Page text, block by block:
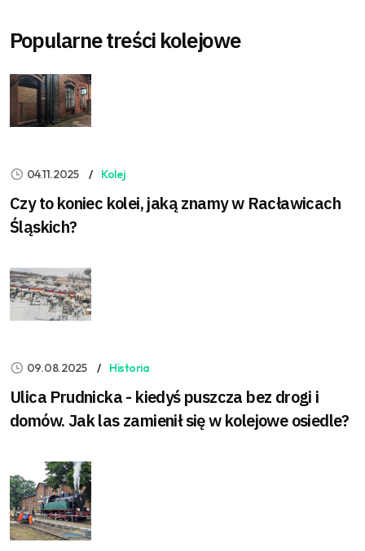
Popularne treści kolejowe
04.11.2025 Kolej
Czy to koniec kolei, jaką znamy w Racławicach
Śląskich?
09.08.2025 Historia
Ulica Prudnicka - kiedyś puszcza bez drogi i
domów. Jak las zamienił się w kolejowe osiedle?